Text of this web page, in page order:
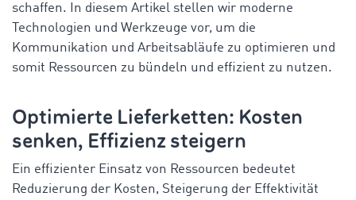
schaffen. In diesem Artikel stellen wir moderne
Technologien und Werkzeuge vor, um die
Kommunikation und Arbeitsabläufe zu optimieren und
somit Ressourcen zu bündeln und effizient zu nutzen.
Optimierte Lieferketten: Kosten
senken, Effizienz steigern
Ein effizienter Einsatz von Ressourcen bedeutet
Reduzierung der Kosten, Steigerung der Effektivität